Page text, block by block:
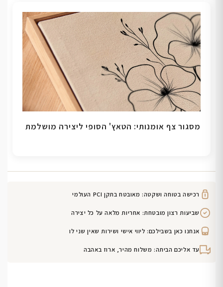
מסגור צף אומנותי: הטאץ' הסופי ליצירה מושלמת
רכישה בטוחה ושקטה: מאובטח בתקן PCI העולמי
שביעות רצון מובטחת: אחריות מלאה על כל יצירה
אנחנו כאן בשבילכם: ליווי אישי ושירות שאין שני לו
עד אליכם הביתה: משלוח מהיר, ארוז באהבה